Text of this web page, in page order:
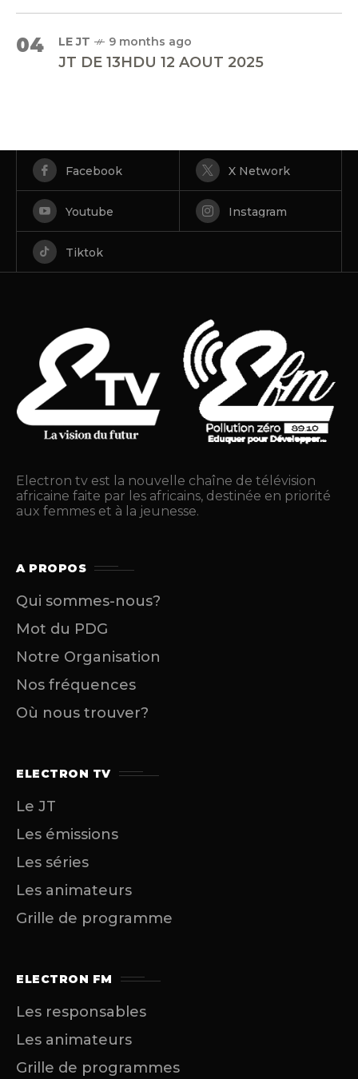
04 LE JT 9 months ago
JT DE 13HDU 12 AOUT 2025
Facebook X Network
Youtube Instagram
Tiktok
Electron tv est la nouvelle chaîne de télévision
africaine faite par les africains, destinée en priorité
aux femmes et à la jeunesse.
A PROPOS
Qui sommes-nous?
Mot du PDG
Notre Organisation
Nos fréquences
Où nous trouver?
ELECTRON TV
Le JT
Les émissions
Les séries
Les animateurs
Grille de programme
ELECTRON FM
Les responsables
Les animateurs
Grille de programmes